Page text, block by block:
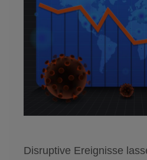
Disruptive Ereignisse